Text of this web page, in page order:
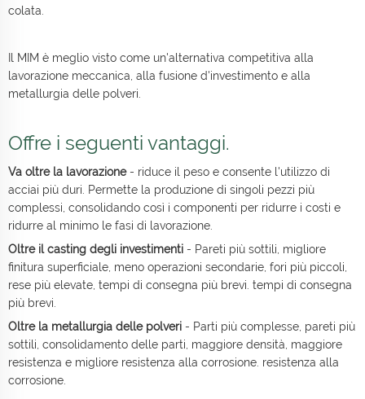
colata.
Il MIM è meglio visto come un'alternativa competitiva alla
lavorazione meccanica, alla fusione d'investimento e alla
metallurgia delle polveri.
Offre i seguenti vantaggi.
Va oltre la lavorazione - riduce il peso e consente l'utilizzo di
acciai più duri. Permette la produzione di singoli pezzi più
complessi, consolidando così i componenti per ridurre i costi e
ridurre al minimo le fasi di lavorazione.
Oltre il casting degli investimenti - Pareti più sottili, migliore
finitura superficiale, meno operazioni secondarie, fori più piccoli,
rese più elevate, tempi di consegna più brevi. tempi di consegna
più brevi.
Oltre la metallurgia delle polveri - Parti più complesse, pareti più
sottili, consolidamento delle parti, maggiore densità, maggiore
resistenza e migliore resistenza alla corrosione. resistenza alla
corrosione.